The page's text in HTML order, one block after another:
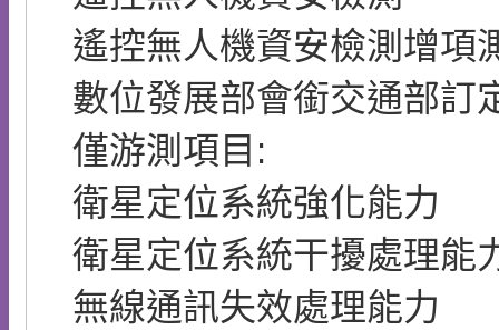
遙控無人機資安檢測增項
數位發展部會銜交通部訂
僅游測項目:
衛星定位系統強化能力
衛星定位系統干擾處理能
無線通訊失效處理能力